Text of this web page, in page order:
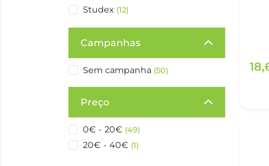
Studex (12)
Campanhas
Sem campanha (50)
Preço
0€ - 20€ (49)
20€ - 40€ (1)